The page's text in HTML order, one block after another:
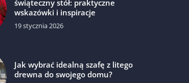
świąteczny stół: praktyczne
wskazówki i inspiracje
19 stycznia 2026
Jak wybrać idealną szafę z litego
drewna do swojego domu?